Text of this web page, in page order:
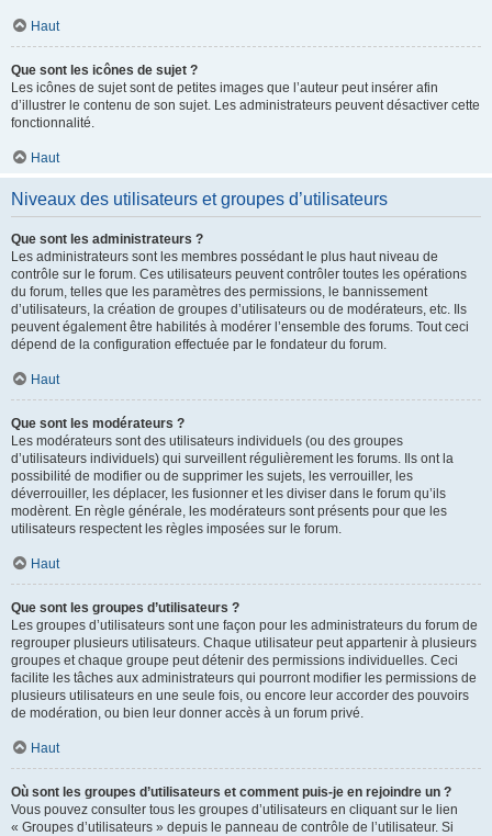
Haut
Que sont les icônes de sujet ?
Les icônes de sujet sont de petites images que l’auteur peut insérer afin
d’illustrer le contenu de son sujet. Les administrateurs peuvent désactiver cette
fonctionnalité.
Haut
Niveaux des utilisateurs et groupes d’utilisateurs
Que sont les administrateurs ?
Les administrateurs sont les membres possédant le plus haut niveau de
contrôle sur le forum. Ces utilisateurs peuvent contrôler toutes les opérations
du forum, telles que les paramètres des permissions, le bannissement
d’utilisateurs, la création de groupes d’utilisateurs ou de modérateurs, etc. Ils
peuvent également être habilités à modérer l’ensemble des forums. Tout ceci
dépend de la configuration effectuée par le fondateur du forum.
Haut
Que sont les modérateurs ?
Les modérateurs sont des utilisateurs individuels (ou des groupes
d’utilisateurs individuels) qui surveillent régulièrement les forums. Ils ont la
possibilité de modifier ou de supprimer les sujets, les verrouiller, les
déverrouiller, les déplacer, les fusionner et les diviser dans le forum qu’ils
modèrent. En règle générale, les modérateurs sont présents pour que les
utilisateurs respectent les règles imposées sur le forum.
Haut
Que sont les groupes d’utilisateurs ?
Les groupes d’utilisateurs sont une façon pour les administrateurs du forum de
regrouper plusieurs utilisateurs. Chaque utilisateur peut appartenir à plusieurs
groupes et chaque groupe peut détenir des permissions individuelles. Ceci
facilite les tâches aux administrateurs qui pourront modifier les permissions de
plusieurs utilisateurs en une seule fois, ou encore leur accorder des pouvoirs
de modération, ou bien leur donner accès à un forum privé.
Haut
Où sont les groupes d’utilisateurs et comment puis-je en rejoindre un ?
Vous pouvez consulter tous les groupes d’utilisateurs en cliquant sur le lien
« Groupes d’utilisateurs » depuis le panneau de contrôle de l’utilisateur. Si